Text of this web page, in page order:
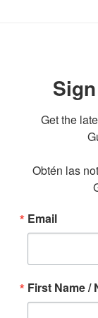
Get the
Obtén las
Email
First Name /